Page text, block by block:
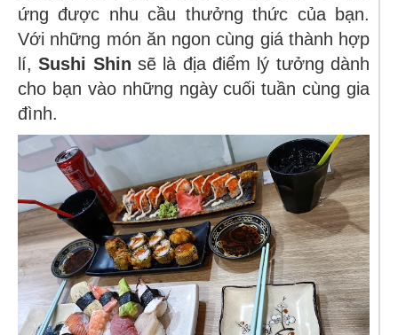
ứng được nhu cầu thưởng thức của bạn.
Với những món ăn ngon cùng giá thành hợp
lí,Sushi Shin sẽ là địa điểm lý tưởng dành
cho bạn vào những ngày cuối tuần cùng gia
đình.